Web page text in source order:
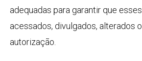
adequadas para garantir que
acessados, divulgados, alterados
autorização.